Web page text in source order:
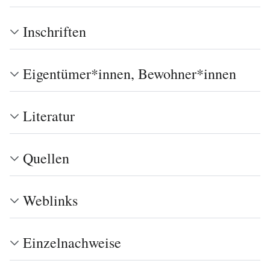
Inschriften
Eigentümer*innen, Bewohner*innen
Literatur
Quellen
Weblinks
Einzelnachweise